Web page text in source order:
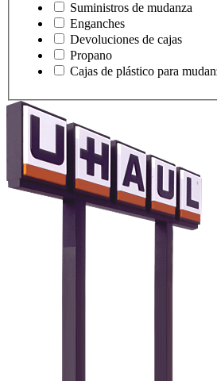
Suministros de mudanza
Enganches
Devoluciones de cajas
Propano
Cajas de plástico para